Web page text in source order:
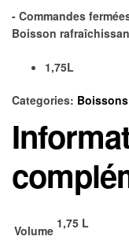
- Commandes
Boisson
1,75L
Categories:
Volume 1,75 L